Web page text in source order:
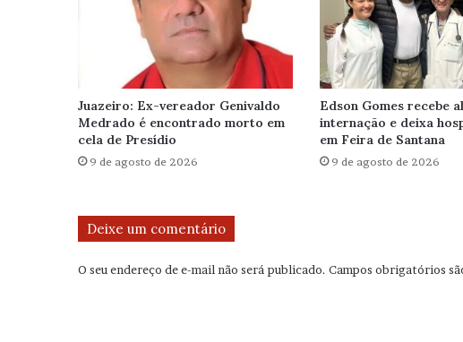
Juazeiro: Ex-vereador Genivaldo
Medrado é encontrado morto em
cela de Presídio
9 de agosto de 2026
Edson Gomes recebe
internação e deixa
em Feira de Santana
9 de agosto de 2026
Deixe um comentário
O seu endereço de e-mail não será publicado. Campos obrigatórios